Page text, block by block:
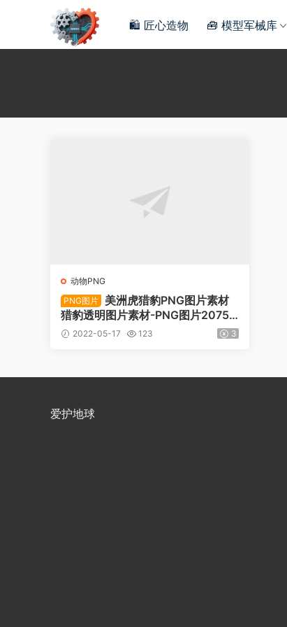
🛍️ 匠心造物 🧰 模型军械库
动物PNG
PNG图片
美洲虎猎豹PNG图片素材
猎豹透明图片素材-PNG图片20757
下载2022-05-17 123 3
爱护地球